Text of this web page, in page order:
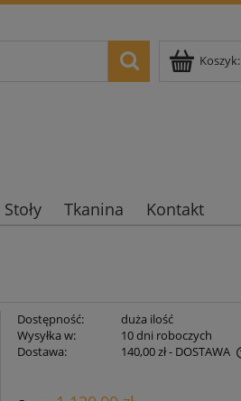
Koszyk:
Stoły Tkanina Kontakt
Dostępność:
duża ilość
Wysyłka w:
10 dni roboczych
Dostawa:
140,00 zł- DOSTAWA